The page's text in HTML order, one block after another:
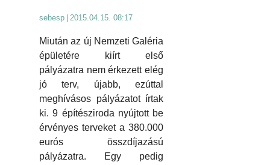
sebesp 2015.04.15. 08:17
Miután az új Nemzeti Galéria
épületére kiírt első
pályázatra nem érkezett elég
jó terv, újabb, ezúttal
meghívásos pályázatot írtak
ki. 9 építésziroda nyújtott be
érvényes terveket a 380.000
eurós összdíjazású
pályázatra. Egy pedig